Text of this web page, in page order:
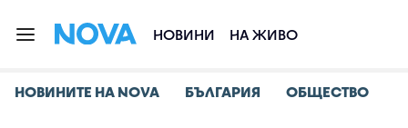
НОВИНИ НА ЖИВО
НОВИНИТЕ НА NOVA БЪЛГАРИЯ ОБЩЕСТВО